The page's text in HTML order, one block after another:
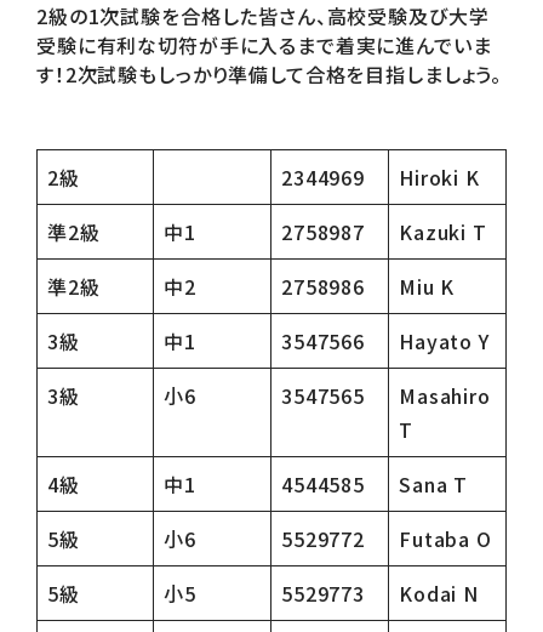
2級の1次試験を合格した皆さん、高校受験及び大学
受験に有利な切符が手に入るまで着実に進んでいま
す！2次試験もしっかり準備して合格を目指しましょう。
2級 2344969
Hiroki K
準2級
中1 2758987
Kazuki T
準2級
中2 2758986
Miu K
3級
中1 3547566
Hayato Y
3級
小6 3547565
Masahiro
T
4級
中1 4544585
Sana T
5級
小6 5529772
Futaba O
5級
小5 5529773
Kodai N